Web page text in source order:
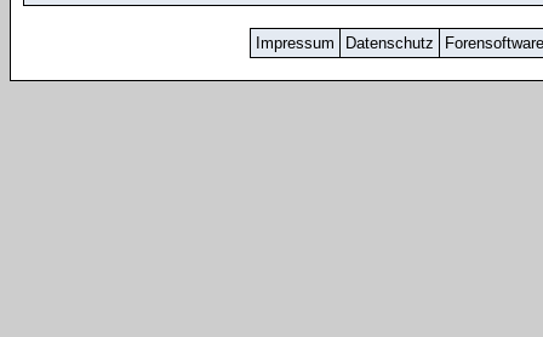
Impressum Datenschutz